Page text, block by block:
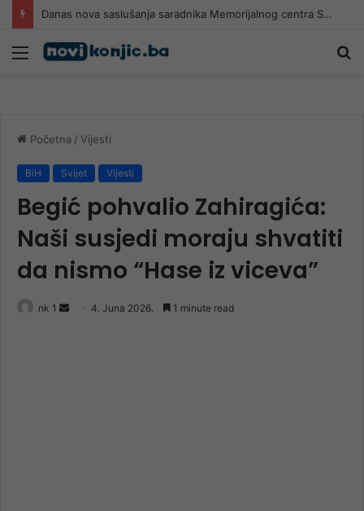
Danas nova saslušanja saradnika Memorijalnog centra Srebrenica
Meni
Početna / Vijesti
BiH Svijet Vijesti
Begić pohvalio Zahiragića:
Naši susjedi moraju shvatiti
da nismo “Hase iz viceva”
nk 1
Send 4. Juna 2026. 1 minute read